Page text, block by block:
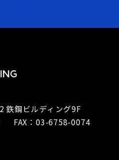
鉃鋼ビルディング9F
FAX：03-6758-0074